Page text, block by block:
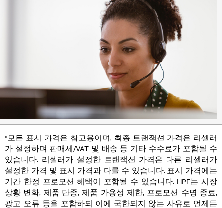
*모든 표시 가격은 참고용이며, 최종 트랜잭션 가격은 리셀러
가 설정하며 판매세/VAT 및 배송 등 기타 수수료가 포함될 수
있습니다. 리셀러가 설정한 트랜잭션 가격은 다른 리셀러가
설정한 가격 및 표시 가격과 다를 수 있습니다. 표시 가격에는
기간 한정 프로모션 혜택이 포함될 수 있습니다. HPE는 시장
상황 변화, 제품 단종, 제품 가용성 제한, 프로모션 수명 종료,
광고 오류 등을 포함하되 이에 국한되지 않는 사유로 언제든